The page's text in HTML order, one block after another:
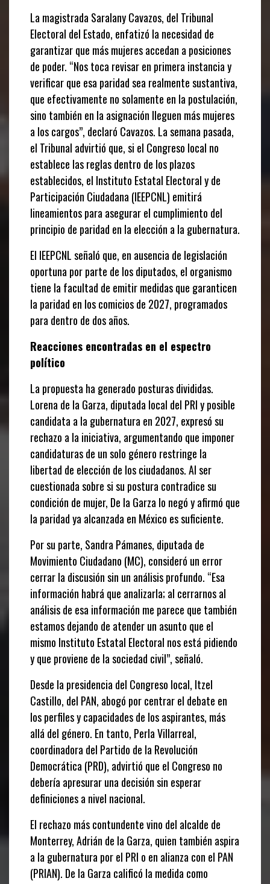
La magistrada Saralany Cavazos, del Tribunal
Electoral del Estado, enfatizó la necesidad de
garantizar que más mujeres accedan a posiciones
de poder. “Nos toca revisar en primera instancia y
verificar que esa paridad sea realmente sustantiva,
que efectivamente no solamente en la postulación,
sino también en la asignación lleguen más mujeres
a los cargos”, declaró Cavazos. La semana pasada,
el Tribunal advirtió que, si el Congreso local no
establece las reglas dentro de los plazos
establecidos, el Instituto Estatal Electoral y de
Participación Ciudadana (IEEPCNL) emitirá
lineamientos para asegurar el cumplimiento del
principio de paridad en la elección a la gubernatura.
El IEEPCNL señaló que, en ausencia de legislación
oportuna por parte de los diputados, el organismo
tiene la facultad de emitir medidas que garanticen
la paridad en los comicios de 2027, programados
para dentro de dos años.
Reacciones encontradas en el espectro
político
La propuesta ha generado posturas divididas.
Lorena de la Garza, diputada local del PRI y posible
candidata a la gubernatura en 2027, expresó su
rechazo a la iniciativa, argumentando que imponer
candidaturas de un solo género restringe la
libertad de elección de los ciudadanos. Al ser
cuestionada sobre si su postura contradice su
condición de mujer, De la Garza lo negó y afirmó que
la paridad ya alcanzada en México es suficiente.
Por su parte, Sandra Pámanes, diputada de
Movimiento Ciudadano (MC), consideró un error
cerrar la discusión sin un análisis profundo. “Esa
información habrá que analizarla; al cerrarnos al
análisis de esa información me parece que también
estamos dejando de atender un asunto que el
mismo Instituto Estatal Electoral nos está pidiendo
y que proviene de la sociedad civil”, señaló.
Desde la presidencia del Congreso local, Itzel
Castillo, del PAN, abogó por centrar el debate en
los perfiles y capacidades de los aspirantes, más
allá del género. En tanto, Perla Villarreal,
coordinadora del Partido de la Revolución
Democrática (PRD), advirtió que el Congreso no
debería apresurar una decisión sin esperar
definiciones a nivel nacional.
El rechazo más contundente vino del alcalde de
Monterrey, Adrián de la Garza, quien también aspira
a la gubernatura por el PRI o en alianza con el PAN
(PRIAN). De la Garza calificó la medida como